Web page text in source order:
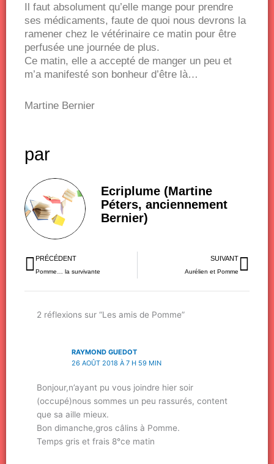
Il faut absolument qu’elle mange pour prendre
ses médicaments, faute de quoi nous devrons la
ramener chez le vétérinaire ce matin pour être
perfusée une journée de plus.
Ce matin, elle a accepté de manger un peu et
m’a manifesté son bonheur d’être là…
Martine Bernier
par
Ecriplume (Martine
Péters, anciennement
Bernier)
Précédent
PRÉCÉDENT
Pomme… la survivante
SUIVANT
Aurélien et Pomme
2 réflexions sur “Les amis de Pomme”
RAYMOND GUEDOT
26 AOÛT 2018 À 7 H 59 MIN
Bonjour,n’ayant pu vous joindre hier soir
(occupé)nous sommes un peu rassurés, content
que sa aille mieux.
Bon dimanche,gros câlins à Pomme.
Temps gris et frais 8°ce matin